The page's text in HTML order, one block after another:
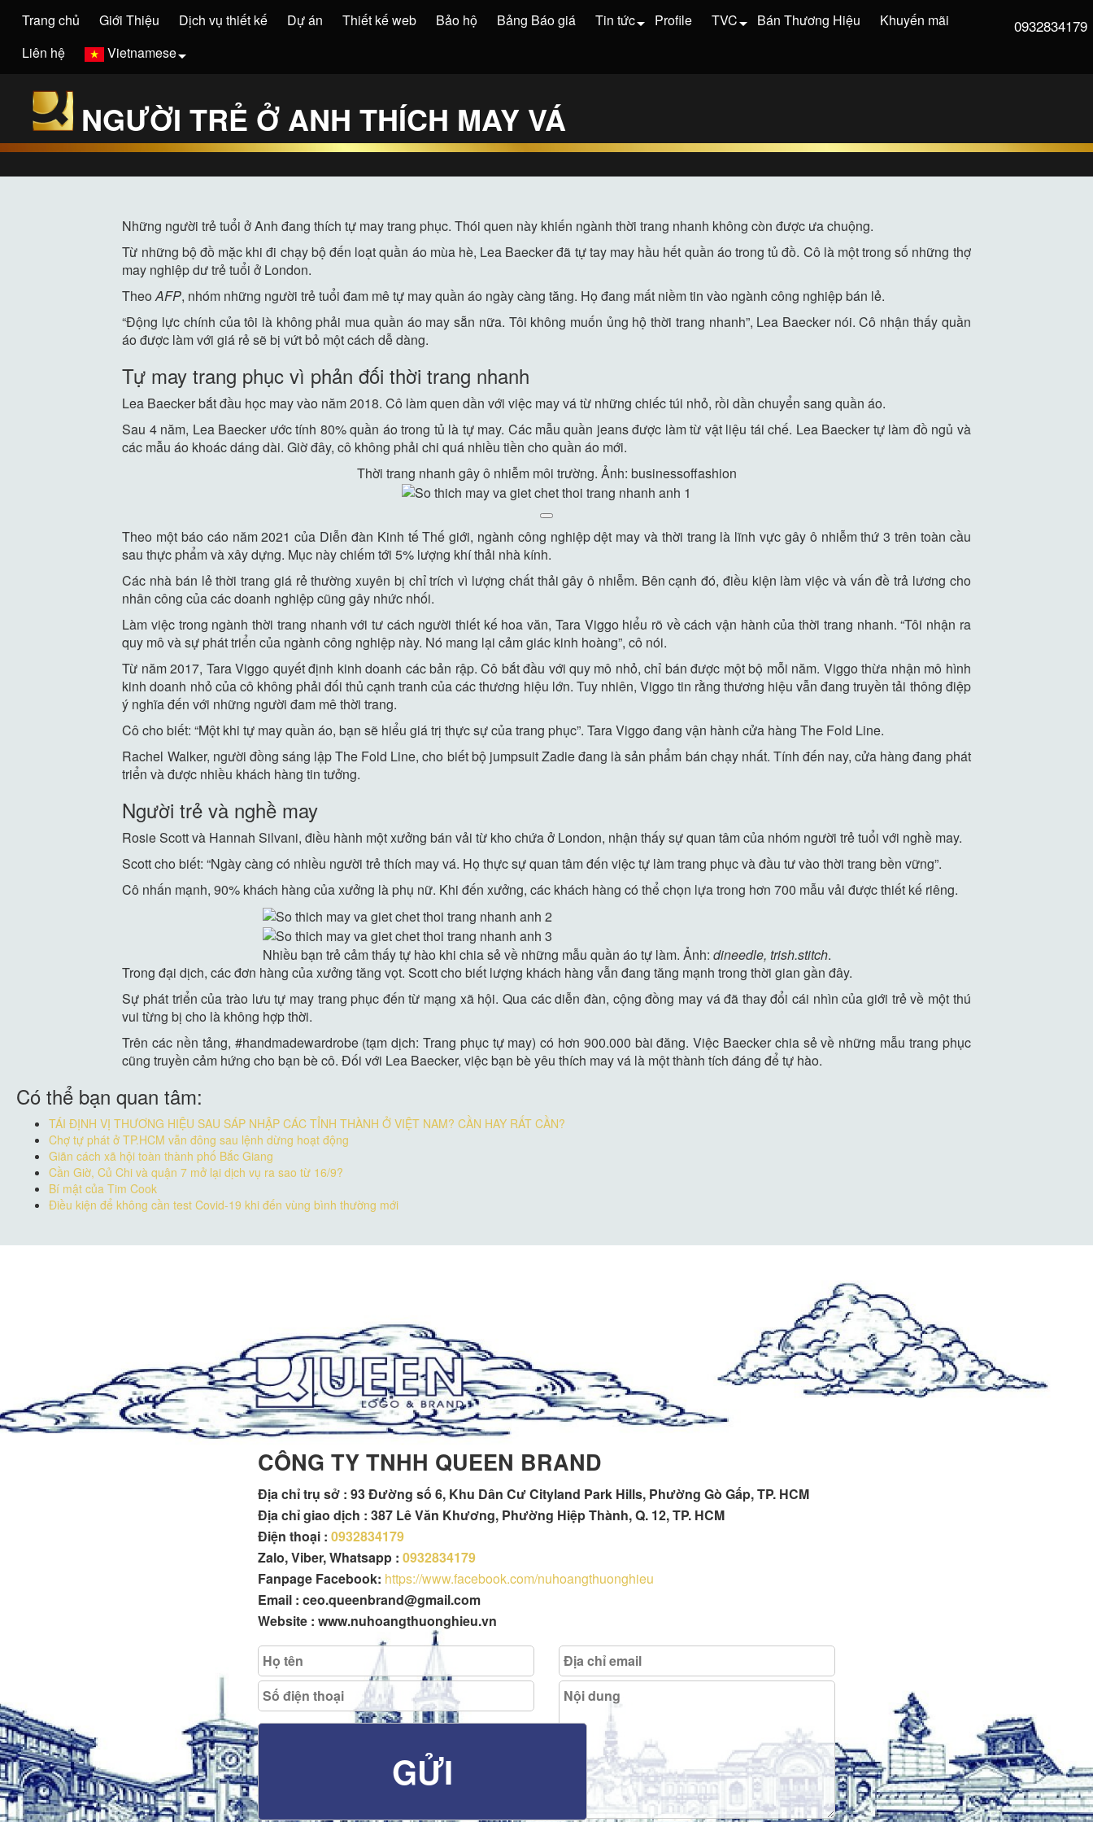
0932834179
Trang chủ Giới Thiệu Dịch vụ thiết kế Dự án Thiết kế web Bảo hộ Bảng Báo giá Tin tức Profile TVC Bán Thương Hiệu
Khuyến mãi
Liên hệ
Vietnamese
NGƯỜI TRẺ Ở ANH THÍCH MAY VÁ
Những người trẻ tuổi ở Anh đang thích tự may trang phục. Thói quen này khiến ngành thời trang nhanh không còn được ưa chuộng.
Từ những bộ đồ mặc khi đi chạy bộ đến loạt quần áo mùa hè, Lea Baecker đã tự tay may hầu hết quần áo trong tủ đồ. Cô là một trong số những thợ
may nghiệp dư trẻ tuổi ở London.
TheoAFP, nhóm những người trẻ tuổi đam mê tự may quần áo ngày càng tăng. Họ đang mất niềm tin vào ngành công nghiệp bán lẻ.
“Động lực chính của tôi là không phải mua quần áo may sẵn nữa. Tôi không muốn ủng hộ thời trang nhanh”, Lea Baecker nói. Cô nhận thấy quần
áo được làm với giá rẻ sẽ bị vứt bỏ một cách dễ dàng.
Tự may trang phục vì phản đối thời trang nhanh
Lea Baecker bắt đầu học may vào năm 2018. Cô làm quen dần với việc may vá từ những chiếc túi nhỏ, rồi dần chuyển sang quần áo.
Sau 4 năm, Lea Baecker ước tính 80% quần áo trong tủ là tự may. Các mẫu quần jeans được làm từ vật liệu tái chế. Lea Baecker tự làm đồ ngủ và
các mẫu áo khoác dáng dài. Giờ đây, cô không phải chi quá nhiều tiền cho quần áo mới.
Thời trang nhanh gây ô nhiễm môi trường. Ảnh: businessoffashion
Theo một báo cáo năm 2021 của Diễn đàn Kinh tế Thế giới, ngành công nghiệp dệt may và thời trang là lĩnh vực gây ô nhiễm thứ 3 trên toàn cầu
sau thực phẩm và xây dựng. Mục này chiếm tới 5% lượng khí thải nhà kính.
Các nhà bán lẻ thời trang giá rẻ thường xuyên bị chỉ trích vì lượng chất thải gây ô nhiễm. Bên cạnh đó, điều kiện làm việc và vấn đề trả lương cho
nhân công của các doanh nghiệp cũng gây nhức nhối.
Làm việc trong ngành thời trang nhanh với tư cách người thiết kế hoa văn, Tara Viggo hiểu rõ về cách vận hành của thời trang nhanh. “Tôi nhận ra
quy mô và sự phát triển của ngành công nghiệp này. Nó mang lại cảm giác kinh hoàng”, cô nói.
Từ năm 2017, Tara Viggo quyết định kinh doanh các bản rập. Cô bắt đầu với quy mô nhỏ, chỉ bán được một bộ mỗi năm. Viggo thừa nhận mô hình
kinh doanh nhỏ của cô không phải đối thủ cạnh tranh của các thương hiệu lớn. Tuy nhiên, Viggo tin rằng thương hiệu vẫn đang truyền tải thông điệp
ý nghĩa đến với những người đam mê thời trang.
Cô cho biết: “Một khi tự may quần áo, bạn sẽ hiểu giá trị thực sự của trang phục”. Tara Viggo đang vận hành cửa hàng The Fold Line.
Rachel Walker, người đồng sáng lập The Fold Line, cho biết bộ jumpsuit Zadie đang là sản phẩm bán chạy nhất. Tính đến nay, cửa hàng đang phát
triển và được nhiều khách hàng tin tưởng.
Người trẻ và nghề may
Rosie Scott và Hannah Silvani, điều hành một xưởng bán vải từ kho chứa ở London, nhận thấy sự quan tâm của nhóm người trẻ tuổi với nghề may.
Scott cho biết: “Ngày càng có nhiều người trẻ thích may vá. Họ thực sự quan tâm đến việc tự làm trang phục và đầu tư vào thời trang bền vững”.
Cô nhấn mạnh, 90% khách hàng của xưởng là phụ nữ. Khi đến xưởng, các khách hàng có thể chọn lựa trong hơn 700 mẫu vải được thiết kế riêng.
Nhiều bạn trẻ cảm thấy tự hào khi chia sẻ về những mẫu quần áo tự làm. Ảnh: dineedle, trish.stitch.
Trong đại dịch, các đơn hàng của xưởng tăng vọt. Scott cho biết lượng khách hàng vẫn đang tăng mạnh trong thời gian gần đây.
Sự phát triển của trào lưu tự may trang phục đến từ mạng xã hội. Qua các diễn đàn, cộng đồng may vá đã thay đổi cái nhìn của giới trẻ về một thú
vui từng bị cho là không hợp thời.
Trên các nền tảng, #handmadewardrobe (tạm dịch: Trang phục tự may) có hơn 900.000 bài đăng. Việc Baecker chia sẻ về những mẫu trang phục
cũng truyền cảm hứng cho bạn bè cô. Đối với Lea Baecker, việc bạn bè yêu thích may vá là một thành tích đáng để tự hào.
Có thể bạn quan tâm:
TÁI ĐỊNH VỊ THƯƠNG HIỆU SAU SÁP NHẬP CÁC TỈNH THÀNH Ở VIỆT NAM? CẦN HAY RẤT CẦN?
Chợ tự phát ở TP.HCM vẫn đông sau lệnh dừng hoạt động
Giãn cách xã hội toàn thành phố Bắc Giang
Cần Giờ, Củ Chi và quận 7 mở lại dịch vụ ra sao từ 16/9?
Bí mật của Tim Cook
Điều kiện để không cần test Covid-19 khi đến vùng bình thường mới
CÔNG TY TNHH QUEEN BRAND
Địa chỉ trụ sở :93 Đường số 6, Khu Dân Cư Cityland Park Hills, Phường Gò Gấp, TP. HCM
Địa chỉ giao dịch : 387 Lê Văn Khương, Phường Hiệp Thành, Q. 12, TP. HCM
Điện thoại :0932834179
Zalo, Viber, Whatsapp :0932834179
Fanpage Facebook: https://www.facebook.com/nuhoangthuonghieu
Email : ceo.queenbrand@gmail.com
Website : www.nuhoangthuonghieu.vn